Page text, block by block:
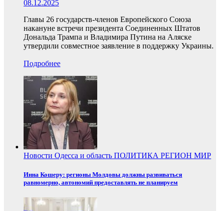
08.12.2025
Главы 26 государств-членов Европейского Союза
накануне встречи президента Соединенных Штатов
Дональда Трампа и Владимира Путина на Аляске
утвердили совместное заявление в поддержку Украины.
Подробнее
Новости Одесса и область ПОЛИТИКА РЕГИОН МИР
Инна Кошеру: регионы Молдовы должны развиваться
равномерно, автономий предоставлять не планируем